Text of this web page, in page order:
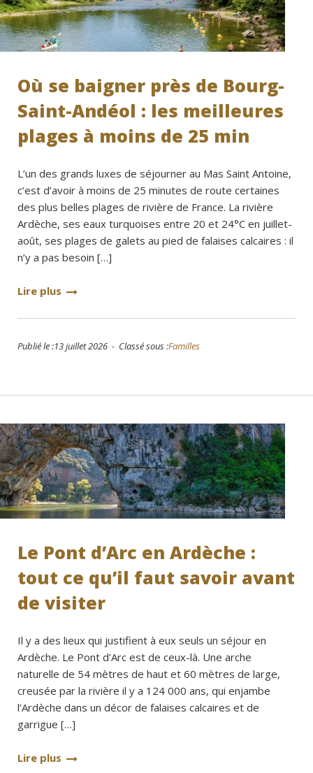
Où se baigner près de Bourg-
Saint-Andéol : les meilleures
plages à moins de 25 min
L’un des grands luxes de séjourner au Mas Saint Antoine,
c’est d’avoir à moins de 25 minutes de route certaines
des plus belles plages de rivière de France. La rivière
Ardèche, ses eaux turquoises entre 20 et 24°C en juillet-
août, ses plages de galets au pied de falaises calcaires : il
n’y a pas besoin […]
Lire plus
Publié le :13 juillet 2026 - Classé sous :Familles
Le Pont d’Arc en Ardèche :
tout ce qu’il faut savoir avant
de visiter
Il y a des lieux qui justifient à eux seuls un séjour en
Ardèche. Le Pont d’Arc est de ceux-là. Une arche
naturelle de 54 mètres de haut et 60 mètres de large,
creusée par la rivière il y a 124 000 ans, qui enjambe
l’Ardèche dans un décor de falaises calcaires et de
garrigue […]
Lire plus